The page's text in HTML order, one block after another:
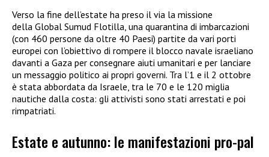
Verso la fine dell’estate ha preso il via la missione
della Global Sumud Flotilla, una quarantina di imbarcazioni
(con 460 persone da oltre 40 Paesi) partite da vari porti
europei con l’obiettivo di rompere il blocco navale israeliano
davanti a Gaza per consegnare aiuti umanitari e per lanciare
un messaggio politico ai propri governi. Tra l’1 e il 2 ottobre
è stata abbordata da Israele, tra le 70 e le 120 miglia
nautiche dalla costa: gli attivisti sono stati arrestati e poi
rimpatriati.
Estate e autunno: le manifestazioni pro-pal